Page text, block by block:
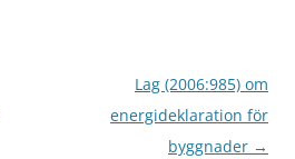
Lag (2006:985) om
energideklaration för
byggnader →